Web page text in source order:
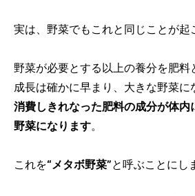
実は、野菜でもこれと同じことが起
野菜が必要とする以上の養分を肥料
成長は確かに早まり、大きな野菜に
消費しきれなった肥料の成分が体内
野菜になります。
これを“メタボ野菜”と呼ぶことにし